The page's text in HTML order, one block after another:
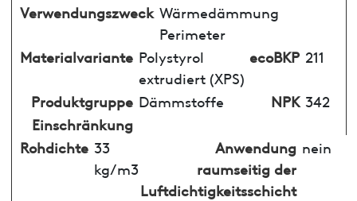
Verwendungszweck Wärmedämmung
Perimeter
Materialvariante Polystyrol
extrudiert (XPS)
ecoBKP 211
Produktgruppe Dämmstoffe NPK 342
Einschränkung
Rohdichte 33
kg/m3
Anwendung
raumseitig der
Luftdichtigkeitsschicht
nein